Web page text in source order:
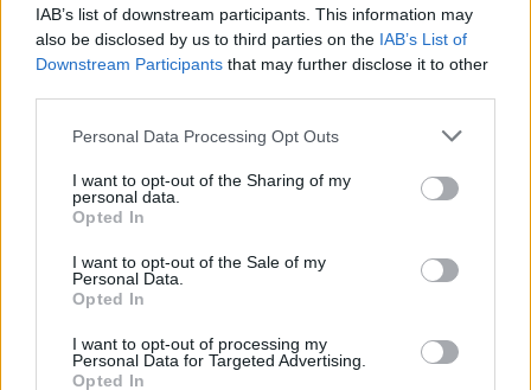
IAB’s list of downstream participants. This information may
also be disclosed by us to third parties on the IAB’s List of
Downstream Participants that may further disclose it to other
Personal Data Processing Opt Outs
I want to opt-out of the Sharing of my
personal data.
Opted In
I want to opt-out of the Sale of my
Personal Data.
Opted In
I want to opt-out of processing my
Personal Data for Targeted Advertising.
Opted In
ΤΕΛΕΥΤΑΙΟ ΤΕΥΧΟΣ